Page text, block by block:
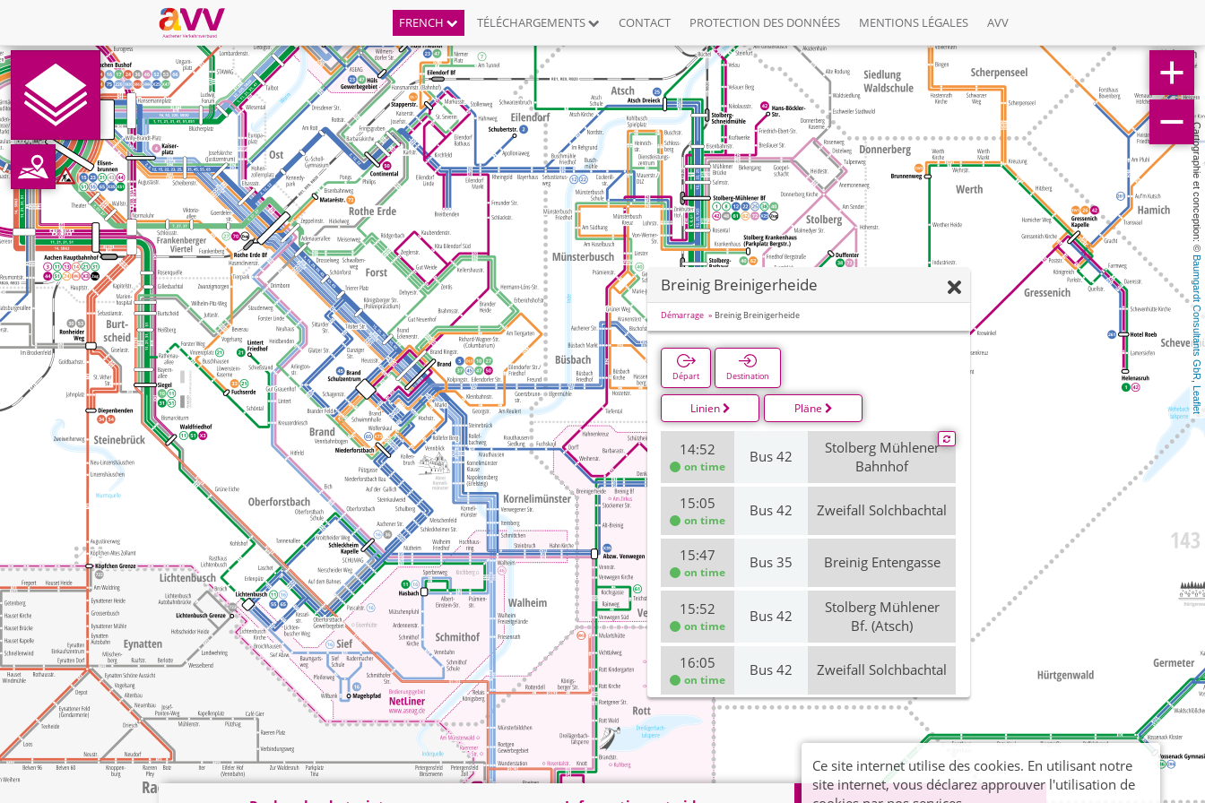
FRENCH TÉLÉCHARGEMENTS CONTACT PROTECTION DES DONNÉES MENTIONS LÉGALES AVV
Cartographie et conception: ©
Baumgardt Consultants GbR
,
Leaflet
Breinig Breinigerheide
Démarrage Breinig Breinigerheide
Départ Destination
Linien Pläne
14:52
on time
Bus 42
Stolberg Mühlener
Bahnhof
15:05
on time
Bus 42 Zweifall Solchbachtal
15:47
on time
Bus 35 Breinig Entengasse
15:52
on time
Bus 42
Stolberg Mühlener
Bf. (Atsch)
16:05
on time
Bus 42 Zweifall Solchbachtal
16:10
on time
Niederforstbach -
16:52 Bus 42
Stolberg Mühlener
Bahnhof
Ce site internet utilise des cookies. En utilisant notre
site internet, vous déclarez approuver l'utilisation de